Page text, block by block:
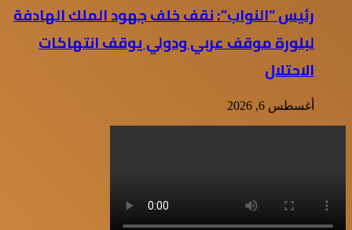
رئيس “النواب”: نقف خلف جهود الملك الهادفة
لبلورة موقف عربي ودولي يوقف انتهاكات
الاحتلال
أغسطس 6, 2026